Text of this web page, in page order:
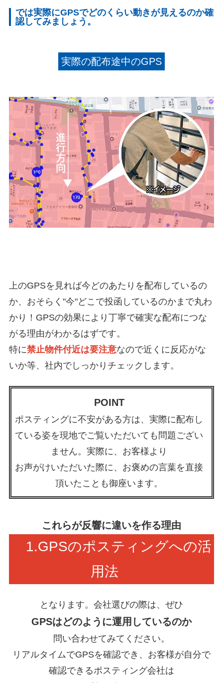
では実際にGPSでどのくらい動きが見えるのか確
認してみましょう。
実際の配布途中のGPS
上のGPSを見れば今どのあたりを配布しているの
か、おそらく"今"どこで投函しているのかまで丸わ
かり！GPSの効果により丁寧で確実な配布につな
がる理由がわかるはずです。
特に禁止物件付近は要注意なので近くに反応がな
いか等、社内でしっかりチェックします。
POINT
ポスティングに不安がある方は、実際に配布し
ている姿を現地でご覧いただいても問題ござい
ません。実際に、お客様より
お声がけいただいた際に、お褒めの言葉を直接
頂いたことも御座います。
これらが反響に違いを作る理由
1.GPSのポスティングへの活
用法
となります。会社選びの際は、ぜひ
GPSはどのように運用しているのか
問い合わせてみてください。
リアルタイムでGPSを確認でき、お客様が自分で
確認できるポスティング会社は